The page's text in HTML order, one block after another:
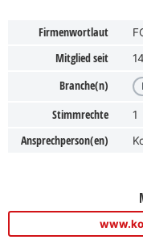
Firmenwortlaut
Mitglied seit
Branche(n)
Stimmrechte 1
Ansprechperson(en)